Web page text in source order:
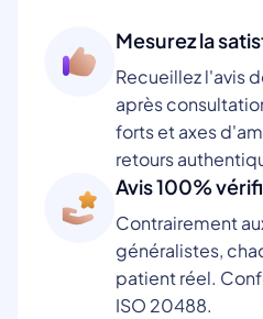
Mesurez la
Recueillez l'avis
après
forts et axes
retours
Avis 100%
Contrairement
généralistes,
patient réel.
ISO 20488.